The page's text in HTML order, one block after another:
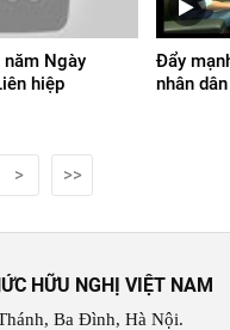
Ngày
hiệp
Đẩy
nhân
> >>
HỮU NGHỊ VIỆT NAM
Ba Đình, Hà Nội.